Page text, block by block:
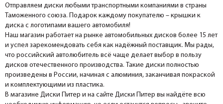
Отправляем диски любыми транспортными компаниями в страны
Таможенного союза. Подарок каждому покупателю – крышки к
диска с логотипами вашего автомобиля!
Наш магазин работает на рынке автомобильных дисков более 15 лет
и успел зарекомендовать себя как надёжный поставщик. Мы рады,
что российский автолюбитель всё чаще делает выбор в пользу
дисков отечественного производства. Такие диски полностью
произведены в России, начиная с алюминия, заканчивая покраской
и комплектующими из пластика.
В магазине Диски Питер и на сайте Диски Питер вы найдёте всю